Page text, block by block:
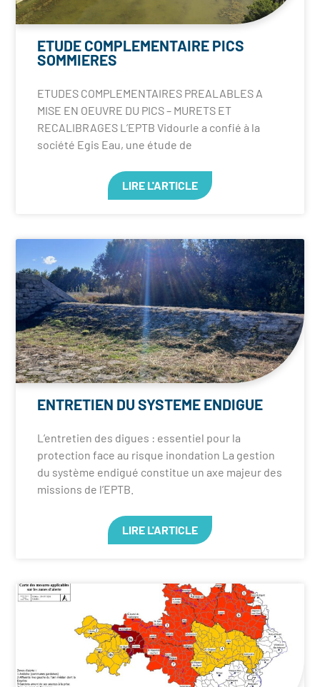
ETUDE COMPLEMENTAIRE PICS
SOMMIERES
ETUDES COMPLEMENTAIRES PREALABLES A
MISE EN OEUVRE DU PICS – MURETS ET
RECALIBRAGES L’EPTB Vidourle a confié à la
société Egis Eau, une étude de
LIRE L'ARTICLE
ENTRETIEN DU SYSTEME ENDIGUE
L’entretien des digues : essentiel pour la
protection face au risque inondation La gestion
du système endigué constitue un axe majeur des
missions de l’EPTB.
LIRE L'ARTICLE